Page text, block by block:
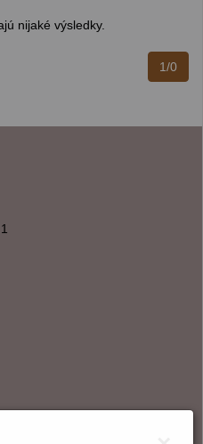
nijaké výsledky.
1/0